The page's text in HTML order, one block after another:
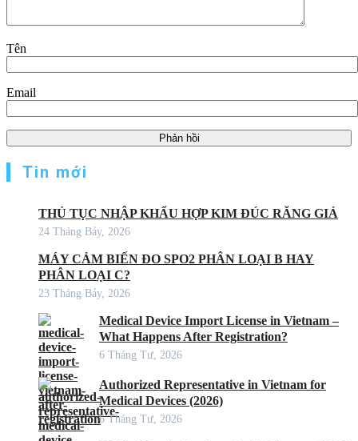
Tên
Email
Tin mới
THỦ TỤC NHẬP KHẨU HỢP KIM ĐÚC RĂNG GIẢ
24 Tháng Bảy, 2026
MÁY CẢM BIẾN ĐO SPO2 PHÂN LOẠI B HAY
PHÂN LOẠI C?
23 Tháng Bảy, 2026
Medical Device Import License in Vietnam –
What Happens After Registration?
6 Tháng Tư, 2026
Authorized Representative in Vietnam for
Medical Devices (2026)
6 Tháng Tư, 2026